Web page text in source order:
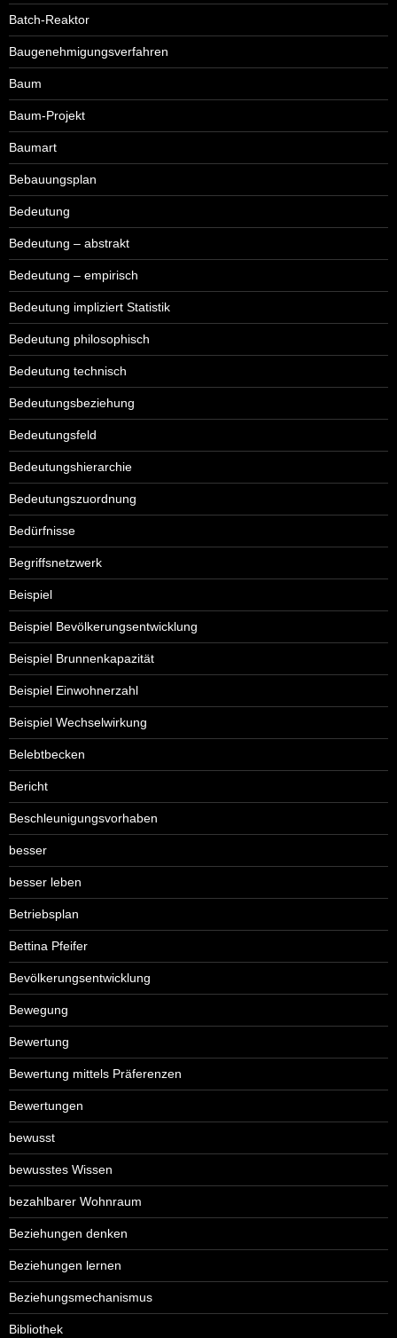
Batch-Reaktor
Baugenehmigungsverfahren
Baum
Baum-Projekt
Baumart
Bebauungsplan
Bedeutung
Bedeutung – abstrakt
Bedeutung – empirisch
Bedeutung impliziert Statistik
Bedeutung philosophisch
Bedeutung technisch
Bedeutungsbeziehung
Bedeutungsfeld
Bedeutungshierarchie
Bedeutungszuordnung
Bedürfnisse
Begriffsnetzwerk
Beispiel
Beispiel Bevölkerungsentwicklung
Beispiel Brunnenkapazität
Beispiel Einwohnerzahl
Beispiel Wechselwirkung
Belebtbecken
Bericht
Beschleunigungsvorhaben
besser
besser leben
Betriebsplan
Bettina Pfeifer
Bevölkerungsentwicklung
Bewegung
Bewertung
Bewertung mittels Präferenzen
Bewertungen
bewusst
bewusstes Wissen
bezahlbarer Wohnraum
Beziehungen denken
Beziehungen lernen
Beziehungsmechanismus
Bibliothek